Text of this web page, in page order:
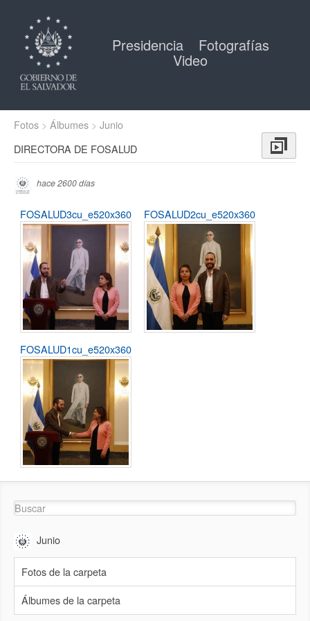
Presidencia Fotografías
Video
Fotos Álbumes
Junio
DIRECTORA DE FOSALUD
hace 2600 días
FOSALUD3cu_e520x360 FOSALUD2cu_e520x360
FOSALUD1cu_e520x360
Junio
Fotos de la carpeta
Álbumes de la carpeta